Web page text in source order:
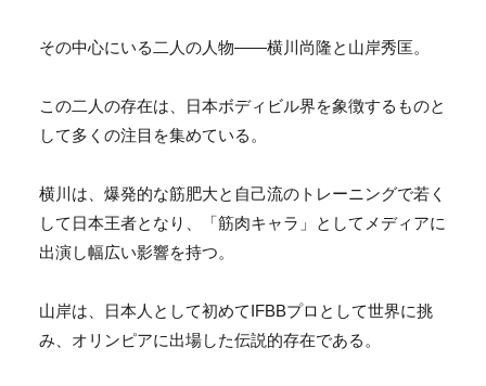
その中心にいる二人の人物――横川尚隆と山岸秀匡。
この二人の存在は、
日本ボディビル界を象徴するものと
して多くの注目を集めている。
横川は、 爆発的な筋肥大と自己流のトレーニングで若く
して日本王者となり
、「筋肉キャラ」としてメディアに
出演し幅広い影響を持つ。
山岸は、日本人として初めてIFBBプロとして世界に挑
み、 オリンピアに出場した伝説的存在である。